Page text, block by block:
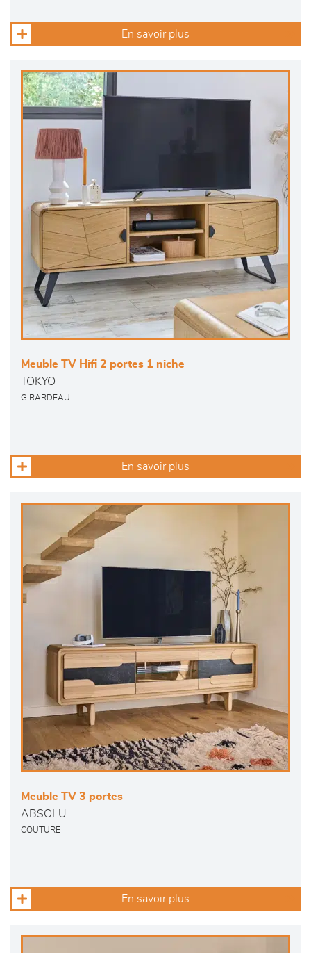
En savoir plus
Meuble TV Hifi 2 portes 1 niche
TOKYO
GIRARDEAU
En savoir plus
Meuble TV 3 portes
ABSOLU
COUTURE
En savoir plus